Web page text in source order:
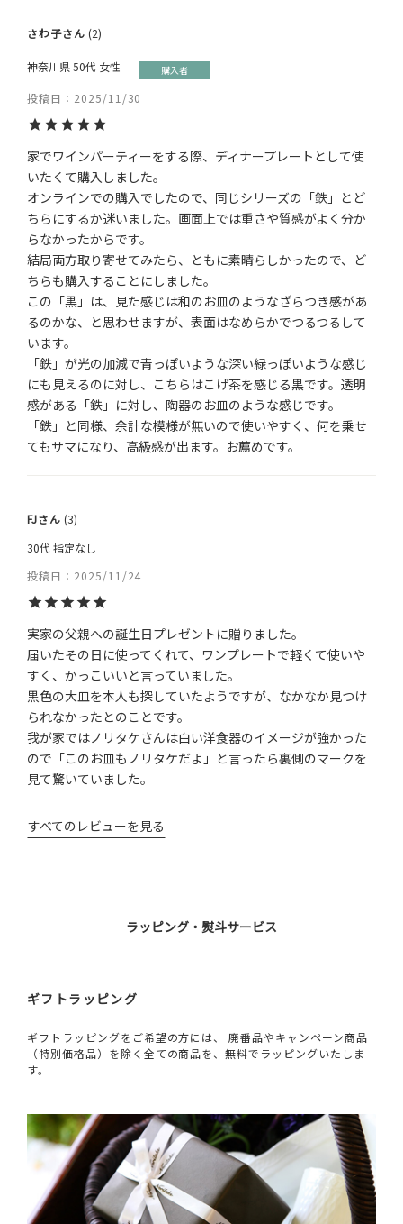
さわ子 2
購入者
神奈川県50代 女性
投稿日 2025/11/30
家でワインパーティーをする際、ディナープレートとして使
いたくて購入しました。
オンラインでの購入でしたので、同じシリーズの「鉄」とど
ちらにするか迷いました。画面上では重さや質感がよく分か
らなかったからです。
結局両方取り寄せてみたら、ともに素晴らしかったので、ど
ちらも購入することにしました。
この「黒」は、見た感じは和のお皿のようなざらつき感があ
るのかな、と思わせますが、表面はなめらかでつるつるして
います。
「鉄」が光の加減で青っぽいような深い緑っぽいような感じ
にも見えるのに対し、こちらはこげ茶を感じる黒です。透明
感がある「鉄」に対し、陶器のお皿のような感じです。
「鉄」と同様、余計な模様が無いので使いやすく、何を乗せ
てもサマになり、高級感が出ます。お薦めです。
FJ
3
30代 指定なし
投稿日
2025/11/24
実家の父親への誕生日プレゼントに贈りました。
届いたその日に使ってくれて、ワンプレートで軽くて使いや
すく、かっこいいと言っていました。
黒色の大皿を本人も探していたようですが、なかなか見つけ
られなかったとのことです。
我が家ではノリタケさんは白い洋食器のイメージが強かった
ので「このお皿もノリタケだよ」と言ったら裏側のマークを
見て驚いていました。
すべてのレビューを見る
ラッピング・熨斗サービス
ギフトラッピング
ギフトラッピングをご希望の方には、 廃番品やキャンペーン商品
（特別価格品）を除く全ての商品を、無料でラッピングいたしま
す。